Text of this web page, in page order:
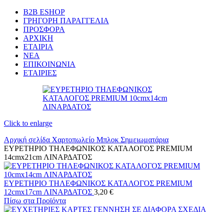
B2B ESHOP
ΓΡΗΓΟΡΗ ΠΑΡΑΓΓΕΛΙΑ
ΠΡΟΣΦΟΡΑ
ΑΡΧΙΚΗ
ΕΤΑΙΡΙΑ
ΝΕΑ
ΕΠΙΚΟΙΝΩΝΙΑ
ΕΤΑΙΡΙΕΣ
Click to enlarge
Αρχική σελίδα Χαρτοπωλείο Μπλοκ Σημειωματάρια
ΕΥΡΕΤΗΡΙΟ ΤΗΛΕΦΩΝΙΚΟΣ ΚΑΤΑΛΟΓΟΣ PREMIUM
14cmx21cm ΛΙΝΑΡΔΑΤΟΣ
ΕΥΡΕΤΗΡΙΟ ΤΗΛΕΦΩΝΙΚΟΣ ΚΑΤΑΛΟΓΟΣ PREMIUM
12cmx17cm ΛΙΝΑΡΔΑΤΟΣ 3,20 €
Πίσω στα Προϊόντα